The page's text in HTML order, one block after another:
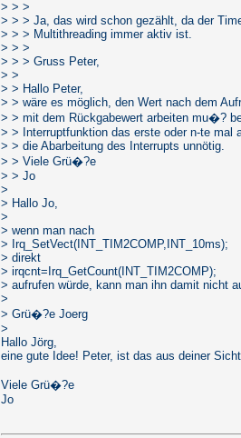
> > >
> > > Ja, das wird schon gezählt, da der
> > > Multithreading immer aktiv ist.
> > >
> > > Gruss Peter,
> >
> > Hallo Peter,
> > wäre es möglich, den Wert nach dem
> > mit dem Rückgabewert arbeiten mu�?
> > Interruptfunktion das erste oder n-te mal
> > die Abarbeitung des Interrupts unnötig.
> > Viele Grü�?e
> > Jo
>
> Hallo Jo,
>
> wenn man nach
> Irq_SetVect(INT_TIM2COMP,INT_10ms);
> direkt
> irqcnt=Irq_GetCount(INT_TIM2COMP);
> aufrufen würde, kann man ihn damit nicht
>
> Grü�?e Joerg
>
Hallo Jörg,
eine gute Idee! Peter, ist das aus deiner
Viele Grü�?e
Jo